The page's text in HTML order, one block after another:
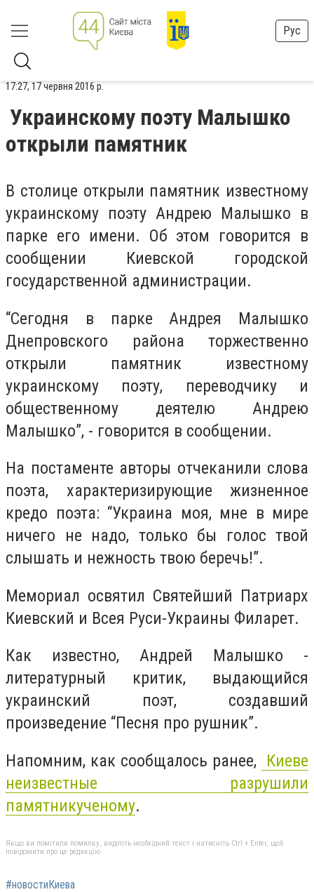
Рус
17:27, 17 червня 2016 р.
Украинскому поэту Малышко
открыли памятник
В столице открыли памятник известному
украинскому поэту Андрею Малышко в
парке его имени. Об этом говорится в
сообщении Киевской городской
государственной администрации.
“Сегодня в парке Андрея Малышко
Днепровского района торжественно
открыли памятник известному
украинскому поэту, переводчику и
общественному деятелю Андрею
Малышко”, - говорится в сообщении.
На постаменте авторы отчеканили слова
поэта, характеризирующие жизненное
кредо поэта: “Украина моя, мне в мире
ничего не надо, только бы голос твой
слышать и нежность твою беречь!”.
Мемориал освятил Святейший Патриарх
Киевский и Всея Руси-Украины Филарет.
Как известно, Андрей Малышко -
литературный критик, выдающийся
украинский поэт, создавший
произведение “Песня про рушник”.
Напомним, как сообщалось ранее,
Киеве
неизвестные разрушили
памятникученому.
Якщо ви помітили помилку, виділіть необхідний текст і натисніть Ctrl + Enter, щоб
повідомити про це редакцію
#новостиКиева